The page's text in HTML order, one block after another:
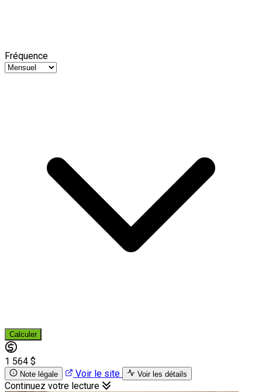
Fréquence
Calculer
1 564 $
Note légale Voir le site Voir les détails
Continuez votre lecture